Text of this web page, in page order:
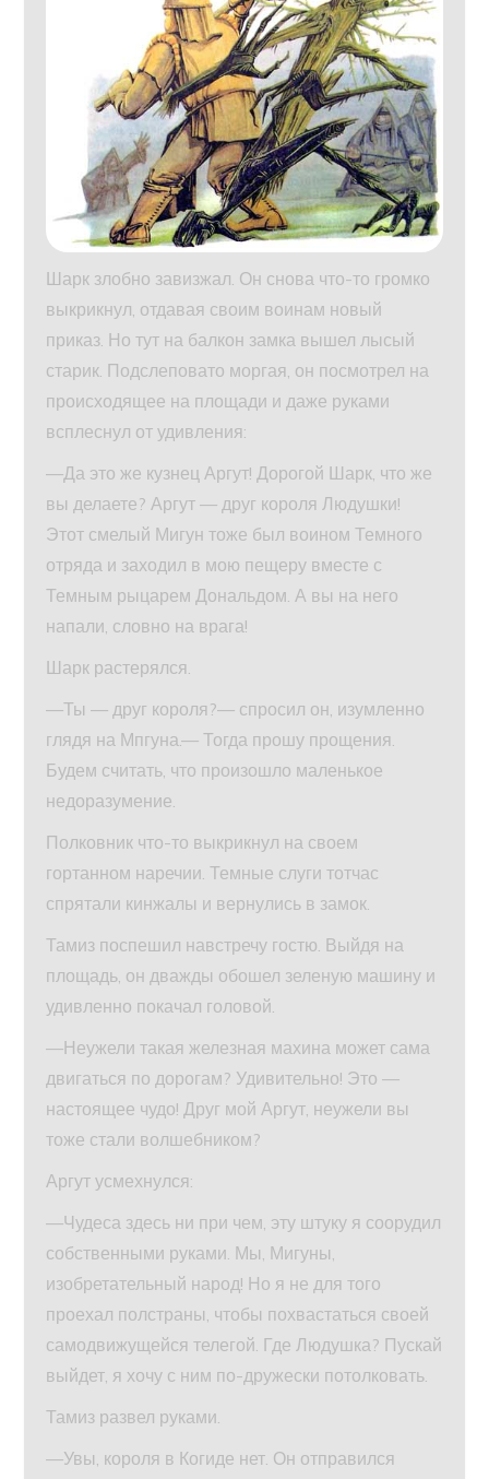
Шарк злобно завизжал. Он снова что-то громко
выкрикнул, отдавая своим воинам новый
приказ. Но тут на балкон замка вышел лысый
старик. Подслеповато моргая, он посмотрел на
происходящее на площади и даже руками
всплеснул от удивления:
—Да это же кузнец Аргут! Дорогой Шарк, что же
вы делаете? Аргут — друг короля Людушки!
Этот смелый Мигун тоже был воином Темного
отряда и заходил в мою пещеру вместе с
Темным рыцарем Дональдом. А вы на него
напали, словно на врага!
Шарк растерялся.
—Ты — друг короля?— спросил он, изумленно
глядя на Мпгуна.— Тогда прошу прощения.
Будем считать, что произошло маленькое
недоразумение.
Полковник что-то выкрикнул на своем
гортанном наречии. Темные слуги тотчас
спрятали кинжалы и вернулись в замок.
Тамиз поспешил навстречу гостю. Выйдя на
площадь, он дважды обошел зеленую машину и
удивленно покачал головой.
—Неужели такая железная махина может сама
двигаться по дорогам? Удивительно! Это —
настоящее чудо! Друг мой Аргут, неужели вы
тоже стали волшебником?
Аргут усмехнулся:
—Чудеса здесь ни при чем, эту штуку я соорудил
собственными руками. Мы, Мигуны,
изобретательный народ! Но я не для того
проехал полстраны, чтобы похвастаться своей
самодвижущейся телегой. Где Людушка? Пускай
выйдет, я хочу с ним по-дружески потолковать.
Тамиз развел руками.
—Увы, короля в Когиде нет. Он отправился